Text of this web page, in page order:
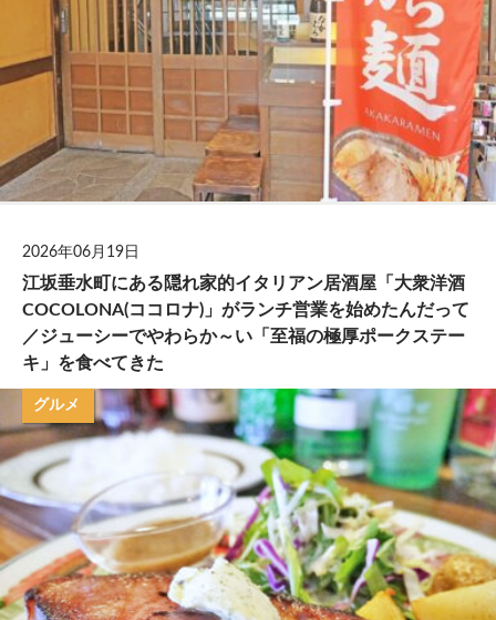
2026年06月19日
江坂垂水町にある隠れ家的イタリアン居酒屋「大衆洋酒
COCOLONA(ココロナ)」がランチ営業を始めたんだって
／ジューシーでやわらか～い「至福の極厚ポークステー
キ」を食べてきた
グルメ